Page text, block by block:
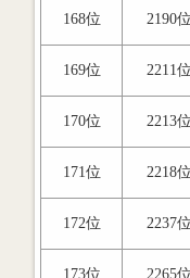
168位 2190位
169位 2211位
170位 2213位
171位 2218位
172位 2237位
173位 2265位